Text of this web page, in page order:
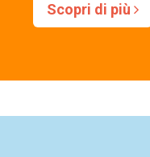
Scopri di più